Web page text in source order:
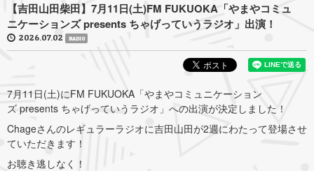
【吉田山田柴田】7月11日(土)FM FUKUOKA「やまやコミュ
ニケーションズ presents ちゃげっていうラジオ」出演！
2026.07.02 RADIO
7月11日(土)にFM FUKUOKA「やまやコミュニケーション
ズ presents ちゃげっていうラジオ」への出演が決定しました！
Chageさんのレギュラーラジオに吉田山田が2週にわたって登場させ
ていただきます！
お聴き逃しなく！